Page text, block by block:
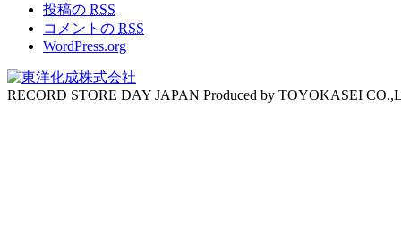
投稿の RSS
コメントの RSS
WordPress.org
RECORD STORE DAY JAPAN Produced by TOYOKASEI